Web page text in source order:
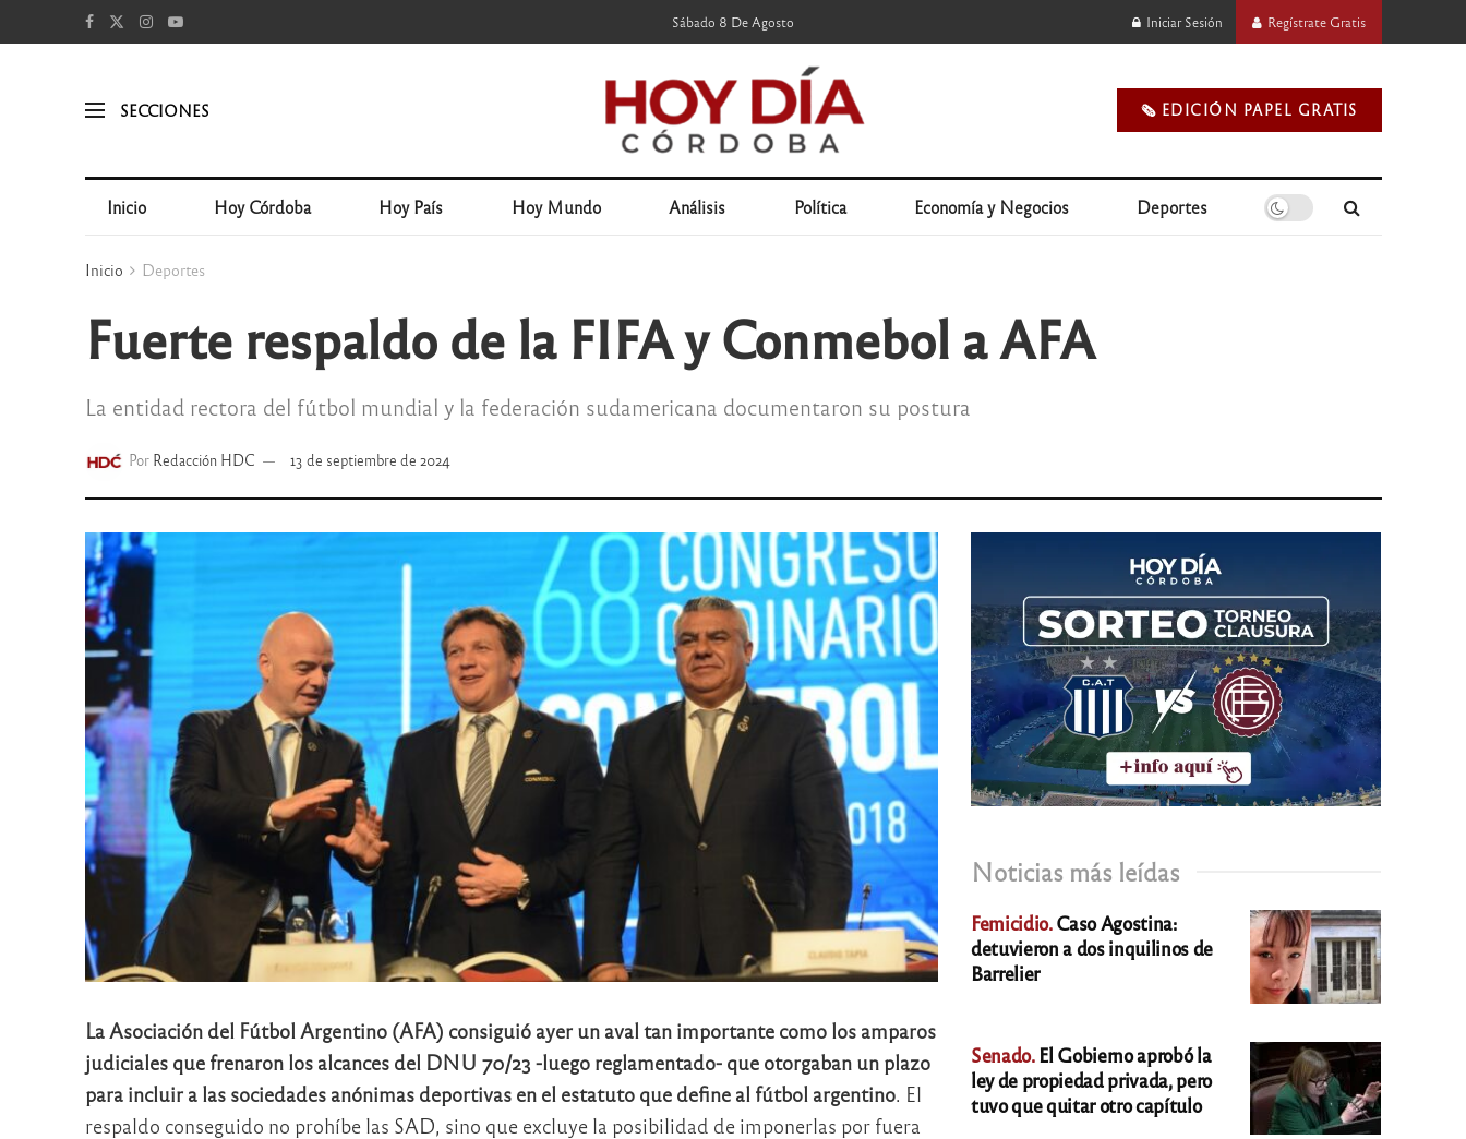
Sábado 8 De Agosto Iniciar Sesión Regístrate Gratis
SECCIONES 🗞️ EDICIÓN PAPEL GRATIS
Inicio Hoy Córdoba Hoy País Hoy Mundo Análisis Política Economía y Negocios Deportes
Inicio Deportes
Fuerte respaldo de la FIFA y Conmebol a AFA
La entidad rectora del fútbol mundial y la federación sudamericana documentaron su postura
Por Redacción HDC 13 de septiembre de 2024
La Asociación del Fútbol Argentino (AFA) consiguió ayer un aval tan importante como los amparos
judiciales que frenaron los alcances del DNU 70/23 -luego reglamentado- que otorgaban un plazo
para incluir a las sociedades anónimas deportivas en el estatuto que define al fútbol argentino. El
respaldo conseguido no prohíbe las SAD, sino que excluye la posibilidad de imponerlas por fuera
Noticias más leídas
Femicidio.Caso Agostina:
detuvieron a dos inquilinos de
Barrelier
Senado.El Gobierno aprobó la
ley de propiedad privada, pero
tuvo que quitar otro capítulo